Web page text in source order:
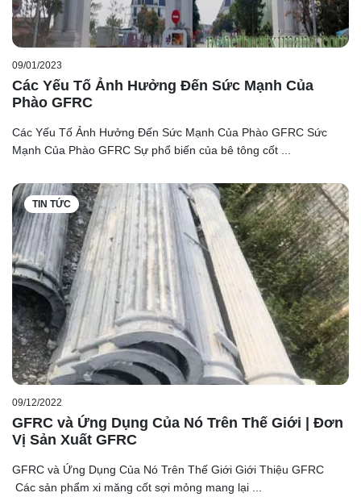
09/01/2023
Các Yếu Tố Ảnh Hưởng Đến Sức Mạnh Của
Phào GFRC
Các Yếu Tố Ảnh Hưởng Đến Sức Mạnh Của Phào GFRC Sức
Mạnh Của Phào GFRC Sự phổ biến của bê tông cốt ...
TIN TỨC
09/12/2022
GFRC và Ứng Dụng Của Nó Trên Thế Giới | Đơn
Vị Sản Xuất GFRC
GFRC và Ứng Dụng Của Nó Trên Thế Giới Giới Thiệu GFRC
Các sản phẩm xi măng cốt sợi mỏng mang lại ...